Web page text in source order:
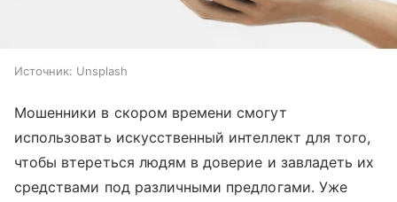
Источник: Unsplash
Мошенники в скором времени смогут
использовать искусственный интеллект для того,
чтобы втереться людям в доверие и завладеть их
средствами под различными предлогами. Уже